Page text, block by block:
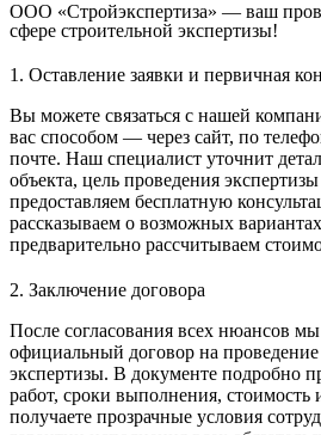
ООО «Стройэкспертиза» — ваш
сфере строительной экспертизы!
1. Оставление заявки и первичная
Вы можете связаться с нашей
вас способом — через сайт, по
почте. Наш специалист уточнит
объекта, цель проведения
предоставляем бесплатную
рассказываем о возможных
предварительно рассчитываем
2. Заключение договора
После согласования всех нюансов
официальный договор на проведение
экспертизы. В документе подробно
работ, сроки выполнения,
получаете прозрачные условия